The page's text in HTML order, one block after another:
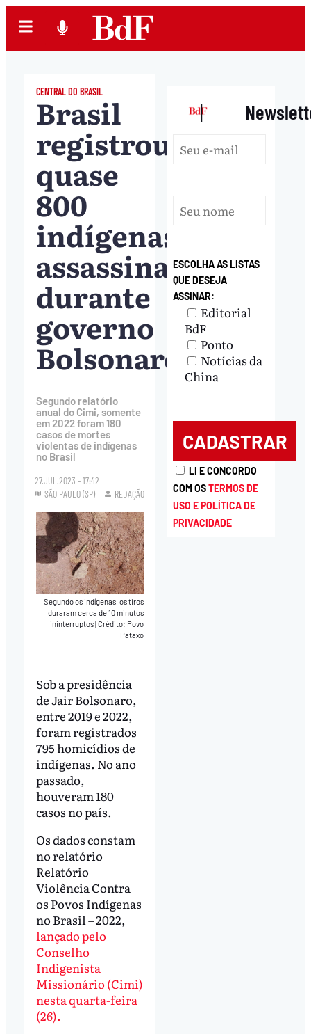
CENTRAL DO BRASIL
Brasil
registrou
quase
800
indígenas
assassinados
durante
governo
Bolsonaro
Segundo relatório
anual do Cimi, somente
em 2022 foram 180
casos de mortes
violentas de indígenas
no Brasil
27.JUL.2023 - 17:42
SÃO PAULO (SP)
REDAÇÃO
Segundo os indígenas, os tiros
duraram cerca de 10 minutos
ininterruptos|Crédito: Povo
Pataxó
Sob a presidência
de Jair Bolsonaro,
entre 2019 e 2022,
foram registrados
795 homicídios de
indígenas. No ano
passado,
houveram 180
casos no país.
Os dados constam
no relatório
Relatório
Violência Contra
os Povos Indígenas
no Brasil – 2022,
lançado pelo
Conselho
Indigenista
Missionário (Cimi)
nesta quarta-feira
(26).
|
ESCOLHA AS LISTAS
QUE DESEJA
ASSINAR:
Editorial
BdF
Ponto
Notícias da
China
LI E CONCORDO
COM OSTERMOS DE
USO E POLÍTICA DE
PRIVACIDADE